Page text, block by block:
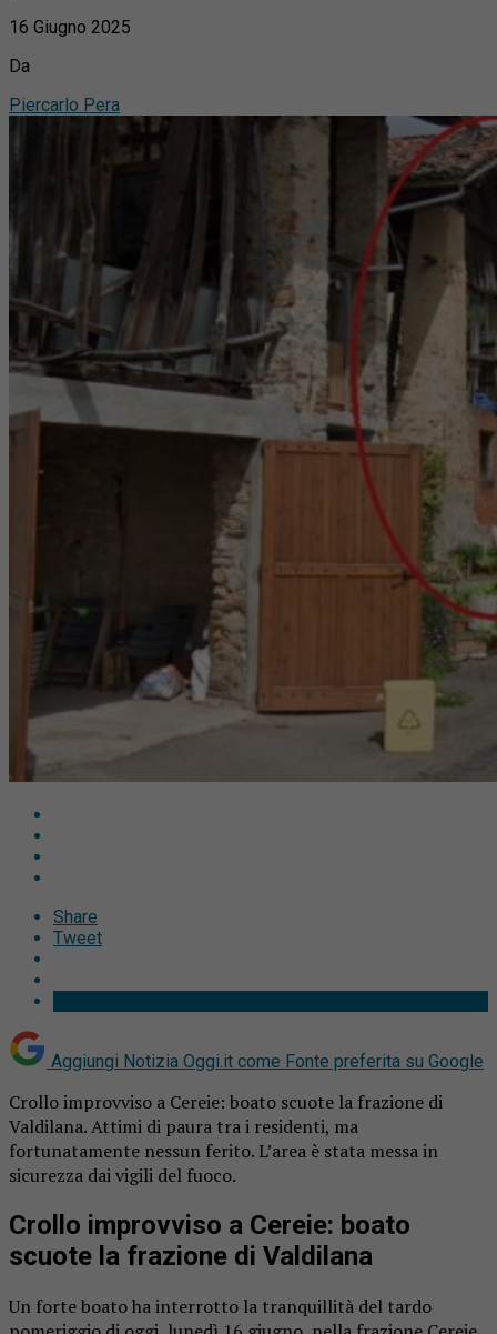
16 Giugno 2025
Da
Piercarlo Pera
Share
Tweet
Aggiungi Notizia Oggi.it come Fonte preferita su Google
Crollo improvviso a Cereie: boato scuote la frazione di
Valdilana. Attimi di paura tra i residenti, ma
fortunatamente nessun ferito. L’area è stata messa in
sicurezza dai vigili del fuoco.
Crollo improvviso a Cereie: boato
scuote la frazione di Valdilana
Un forte boato ha interrotto la tranquillità del tardo